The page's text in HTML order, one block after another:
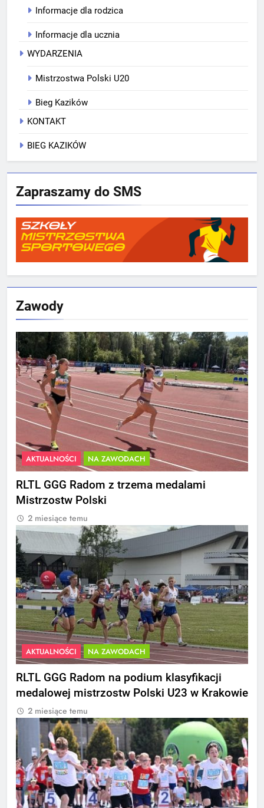
Informacje dla rodzica
Informacje dla ucznia
WYDARZENIA
Mistrzostwa Polski U20
Bieg Kazików
KONTAKT
BIEG KAZIKÓW
Zapraszamy do SMS
Zawody
AKTUALNOŚCI NA ZAWODACH
RLTL GGG Radom z trzema medalami
Mistrzostw Polski
2 miesiące temu
AKTUALNOŚCI NA ZAWODACH
RLTL GGG Radom na podium klasyfikacji
medalowej mistrzostw Polski U23 w Krakowie
2 miesiące temu